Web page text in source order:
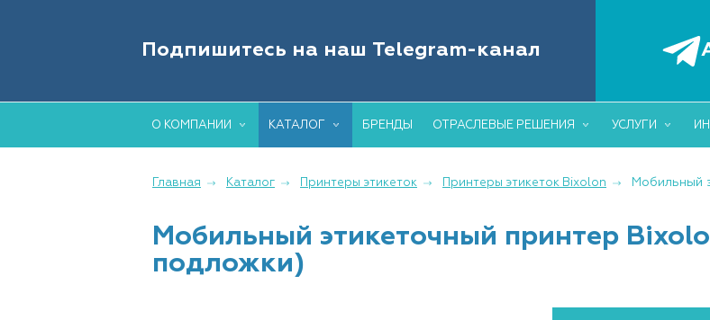
Подпишитесь на наш Telegram-канал
IT-ОБОРУДОВАНИЕ ДЛЯ АВТОМАТИЗАЦИИ
ТОРГОВЛИ И СКЛАДА
О КОМПАНИИ КАТАЛОГ БРЕНДЫ ОТРАСЛЕВЫЕ РЕШЕНИЯ УСЛУГИ
Главная Каталог Принтеры этикеток Принтеры этикеток Bixolon Мобильный
Мобильный этикеточный принтер
подложки)